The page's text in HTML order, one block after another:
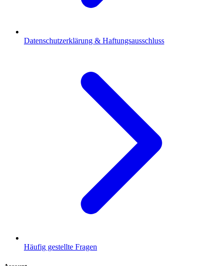
Datenschutzerklärung & Haftungsausschluss
Häufig gestellte Fragen